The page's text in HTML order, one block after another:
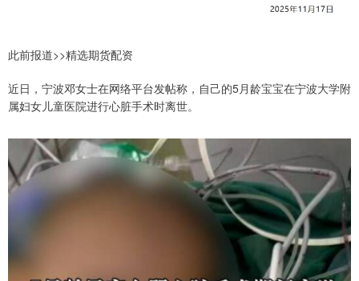
此前报道>>精选期货配资
近日，宁波邓女士在网络平台发帖称，自己的5月龄宝宝在宁波大学附
属妇女儿童医院进行心脏手术时离世。